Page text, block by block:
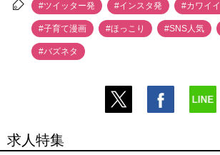
#ツイッター発 #インスタ発 #カワイイ
#子育て漫画 #ほっこり #SNS人気
#バズネタ
求人特集